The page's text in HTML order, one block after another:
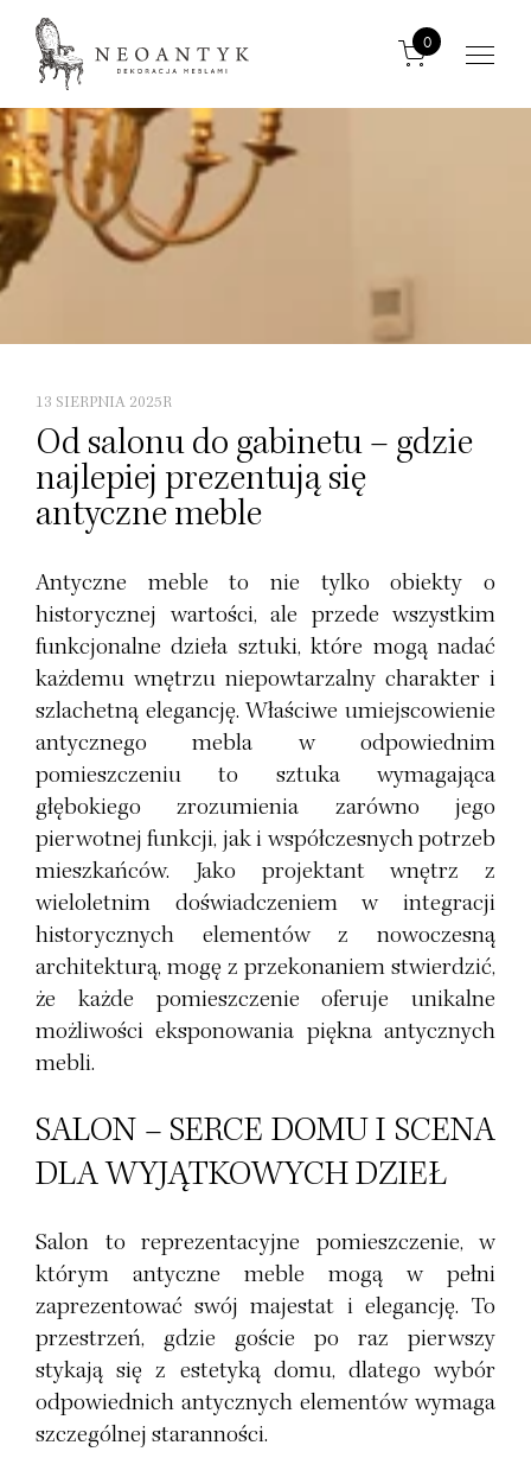
0
13 SIERPNIA 2025R
Od salonu do gabinetu – gdzie
najlepiej prezentują się
antyczne meble
Antyczne meble to nie tylko obiekty o
historycznej wartości, ale przede wszystkim
funkcjonalne dzieła sztuki, które mogą nadać
każdemu wnętrzu niepowtarzalny charakter i
szlachetną elegancję. Właściwe umiejscowienie
antycznego mebla w odpowiednim
pomieszczeniu to sztuka wymagająca
głębokiego zrozumienia zarówno jego
pierwotnej funkcji, jak i współczesnych potrzeb
mieszkańców. Jako projektant wnętrz z
wieloletnim doświadczeniem w integracji
historycznych elementów z nowoczesną
architekturą, mogę z przekonaniem stwierdzić,
że każde pomieszczenie oferuje unikalne
możliwości eksponowania piękna antycznych
mebli.
SALON – SERCE DOMU I SCENA
DLA WYJĄTKOWYCH DZIEŁ
Salon to reprezentacyjne pomieszczenie, w
którym antyczne meble mogą w pełni
zaprezentować swój majestat i elegancję. To
przestrzeń, gdzie goście po raz pierwszy
stykają się z estetyką domu, dlatego wybór
odpowiednich antycznych elementów wymaga
szczególnej staranności.